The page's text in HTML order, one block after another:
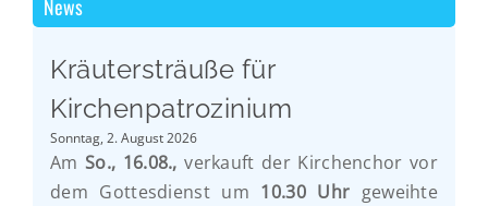
News
Kräutersträuße für
Kirchenpatrozinium
Sonntag, 2. August 2026
AmSo., 16.08.,verkauft der Kirchenchor vor
dem Gottesdienst um 10.30 Uhr geweihte